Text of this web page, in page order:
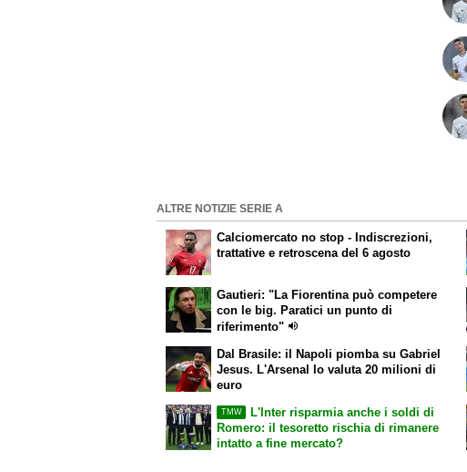
ALTRE NOTIZIE SERIE A
Calciomercato no stop - Indiscrezioni,
trattative e retroscena del 6 agosto
Gautieri: "La Fiorentina può competere
con le big. Paratici un punto di
riferimento"
Dal Brasile: il Napoli piomba su Gabriel
Jesus. L'Arsenal lo valuta 20 milioni di
euro
TMW
L'Inter risparmia anche i soldi di
Romero: il tesoretto rischia di rimanere
intatto a fine mercato?